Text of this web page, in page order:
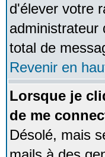
d'élever votre
administrateur
total de
Revenir en
Lorsque je
de me
Désolé, mais